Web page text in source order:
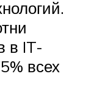
в IT-
всех